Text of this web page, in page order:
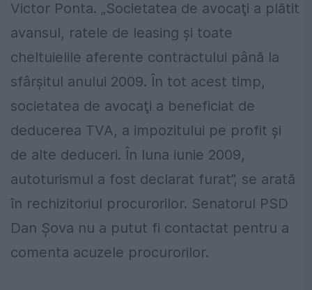
Victor Ponta. „Societatea de avocaţi a plătit
avansul, ratele de leasing şi toate
cheltuielile aferente contractului până la
sfârşitul anului 2009. În tot acest timp,
societatea de avocaţi a beneficiat de
deducerea TVA, a impozitului pe profit şi
de alte deduceri. În luna iunie 2009,
autoturismul a fost declarat furat”, se arată
în rechizitoriul procurorilor. Senatorul PSD
Dan Șova nu a putut fi contactat pentru a
comenta acuzele procurorilor.